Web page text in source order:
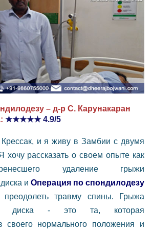
– д-р С. Карунакаран
★★★★★ 4.9/5
и я живу в Замбии с двумя
рассказать о своем опыте как
удаление грыжи
и Операция по спондилодезу
травму спины. Грыжа
диска - это та, которая
своего нормального положения и